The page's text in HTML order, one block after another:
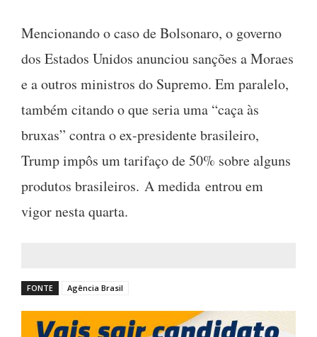
Mencionando o caso de Bolsonaro, o governo
dos Estados Unidos anunciou sanções a Moraes
e a outros ministros do Supremo. Em paralelo,
também citando o que seria uma “caça às
bruxas” contra o ex-presidente brasileiro,
Trump impôs um tarifaço de 50% sobre alguns
produtos brasileiros. A medida entrou em
vigor nesta quarta.
FONTE Agência Brasil